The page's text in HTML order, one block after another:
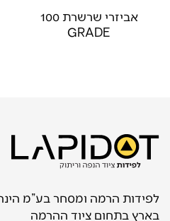
אביזרי שרשרת 100
GRADE
לפידות הרמה ומסחר בע”מ
בארץ בתחום ציוד ההרמה